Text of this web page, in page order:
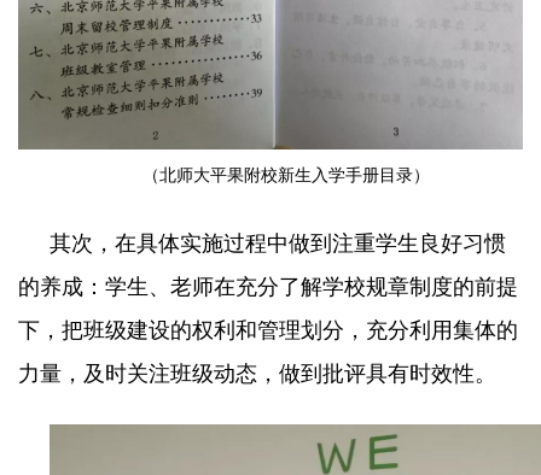
（北师大平果附校新生入学手册目录）
其次，在具体实施过程中做到注重学生良好习惯
的养成：学生、老师在充分了解学校规章制度的前提
下，把班级建设的权利和管理划分，充分利用集体的
力量，及时关注班级动态，做到批评具有时效性。